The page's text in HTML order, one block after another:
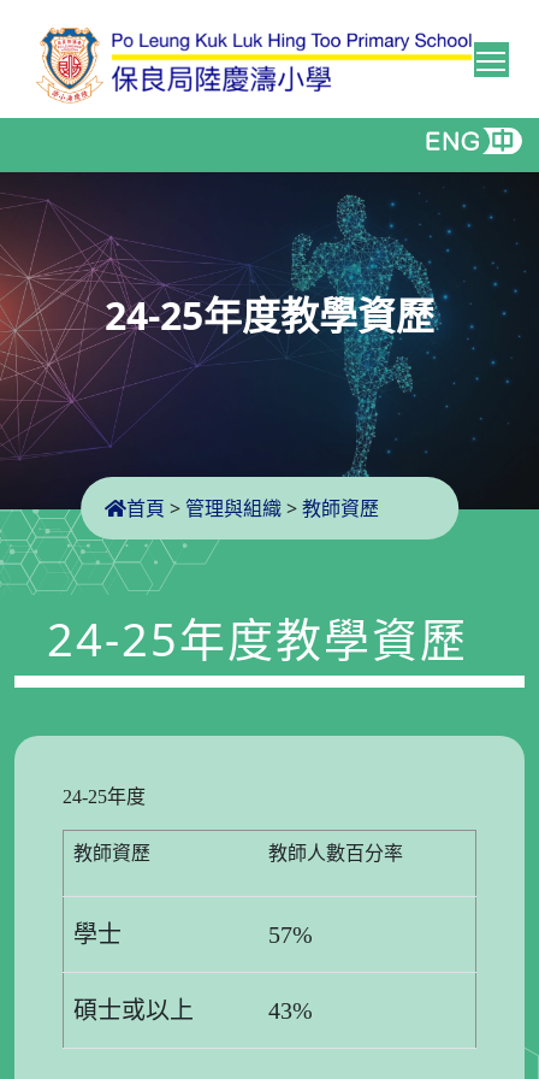
24-25年度教學資歷
首頁 > 管理與組織>教師資歷
24-25年度教學資歷
24-25年度
教師資歷 教師人數百分率
學士 57%
碩士或以上 43%